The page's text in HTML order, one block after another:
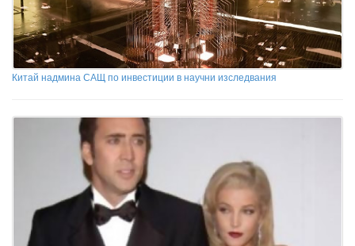
Китай надмина САЩ по инвестиции в научни изследвания